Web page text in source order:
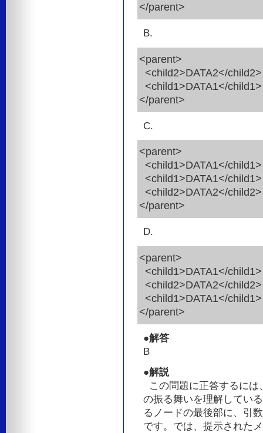
</parent>
B.
<parent>
<child2>DATA2</child2>
<child1>DATA1</child1>
</parent>
C.
<parent>
<child1>DATA1</child1>
<child1>DATA1</child1>
<child2>DATA2</child2>
</parent>
D.
<parent>
<child1>DATA1</child1>
<child2>DATA2</child2>
<child1>DATA1</child1>
</parent>
●解答
B
●解説
この問題に正答するには
の振る舞いを理解してい
るノードの最後部に、引
です。では、提示された